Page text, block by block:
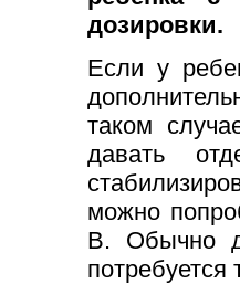
дозировки.
Если у
таком
давать
можно
В. Обычно
потребуется